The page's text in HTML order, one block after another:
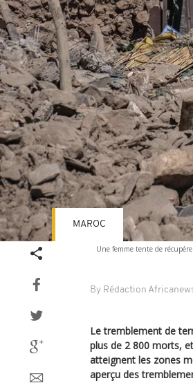
Une femme tente de
By Rédaction
MAROC
Le tremblement de
plus de 2 800 morts,
atteignent les zones
aperçu des